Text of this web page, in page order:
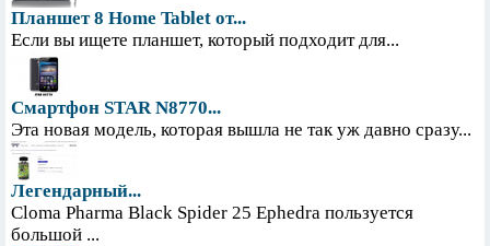
Планшет 8 Home Tablet от...
Если вы ищете планшет, который подходит для...
Смартфон STAR N8770...
Эта новая модель, которая вышла не так уж давно сразу...
Легендарный...
Cloma Pharma Black Spider 25 Ephedra пользуется
большой ...